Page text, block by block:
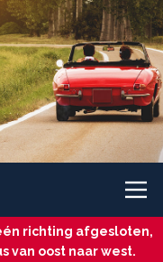
richting afgesloten,
van oost naar west.